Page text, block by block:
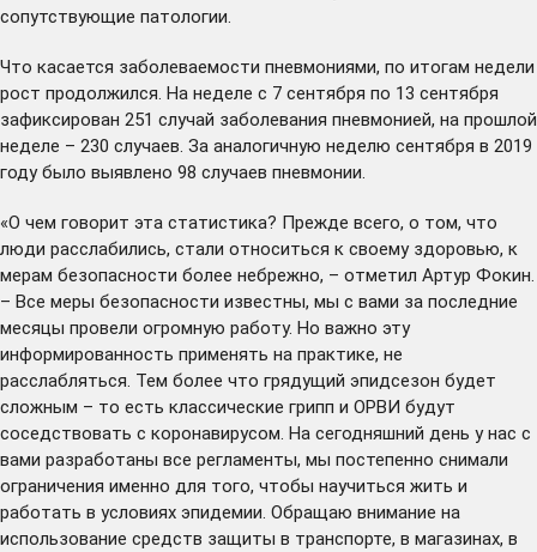
сопутствующие патологии.
Что касается заболеваемости пневмониями, по итогам недели
рост продолжился. На неделе с 7 сентября по 13 сентября
зафиксирован 251 случай заболевания пневмонией, на прошлой
неделе – 230 случаев. За аналогичную неделю сентября в 2019
году было выявлено 98 случаев пневмонии.
«О чем говорит эта статистика? Прежде всего, о том, что
люди расслабились, стали относиться к своему здоровью, к
мерам безопасности более небрежно, – отметил Артур Фокин.
– Все меры безопасности известны, мы с вами за последние
месяцы провели огромную работу. Но важно эту
информированность применять на практике, не
расслабляться. Тем более что грядущий эпидсезон будет
сложным – то есть классические грипп и ОРВИ будут
соседствовать с коронавирусом. На сегодняшний день у нас с
вами разработаны все регламенты, мы постепенно снимали
ограничения именно для того, чтобы научиться жить и
работать в условиях эпидемии. Обращаю внимание на
использование средств защиты в транспорте, в магазинах, в